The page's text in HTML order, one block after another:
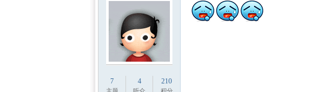
7 4 210